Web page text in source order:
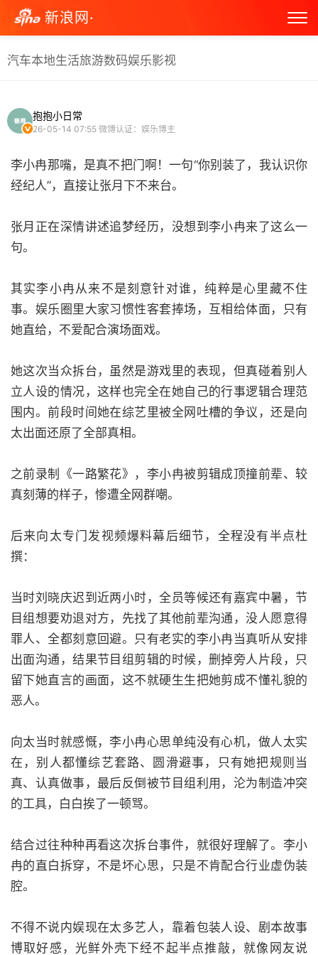
新浪网·
汽车本地生活旅游数码娱乐影视
抱抱小日常
26-05-14 07:55 微博认证：娱乐博主
李小冉那嘴，是真不把门啊！一句“你别装了，我认识你
经纪人”，直接让张月下不来台。
张月正在深情讲述追梦经历，没想到李小冉来了这么一
句。
其实李小冉从来不是刻意针对谁，纯粹是心里藏不住
事。娱乐圈里大家习惯性客套捧场，互相给体面，只有
她直给，不爱配合演场面戏。
她这次当众拆台，虽然是游戏里的表现，但真碰着别人
立人设的情况，这样也完全在她自己的行事逻辑合理范
围内。前段时间她在综艺里被全网吐槽的争议，还是向
太出面还原了全部真相。
之前录制《一路繁花》，李小冉被剪辑成顶撞前辈、较
真刻薄的样子，惨遭全网群嘲。
后来向太专门发视频爆料幕后细节，全程没有半点杜
撰：
当时刘晓庆迟到近两小时，全员等候还有嘉宾中暑，节
目组想要劝退对方，先找了其他前辈沟通，没人愿意得
罪人、全都刻意回避。只有老实的李小冉当真听从安排
出面沟通，结果节目组剪辑的时候，删掉旁人片段，只
留下她直言的画面，这不就硬生生把她剪成不懂礼貌的
恶人。
向太当时就感慨，李小冉心思单纯没有心机，做人太实
在，别人都懂综艺套路、圆滑避事，只有她把规则当
真、认真做事，最后反倒被节目组利用，沦为制造冲突
的工具，白白挨了一顿骂。
结合过往种种再看这次拆台事件，就很好理解了。李小
冉的直白拆穿，不是坏心思，只是不肯配合行业虚伪装
腔。
不得不说内娱现在太多艺人，靠着包装人设、剧本故事
博取好感，光鲜外壳下经不起半点推敲，就像网友说